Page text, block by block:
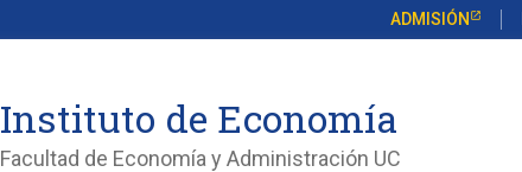
ADMISIÓN
Instituto de Economía
Facultad de Economía y Administración UC